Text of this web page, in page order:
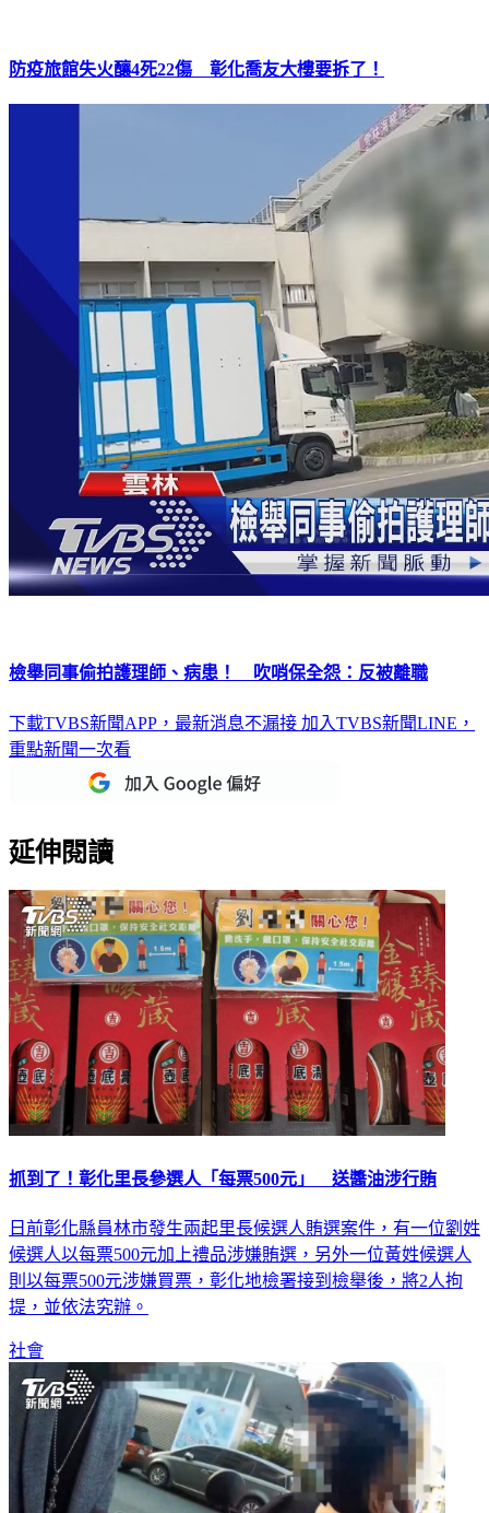
防疫旅館失火釀4死22傷 彰化喬友大樓要拆了！
檢舉同事偷拍護理師、病患！ 吹哨保全怨：反被離職
下載TVBS新聞APP，最新消息不漏接 加入TVBS新聞LINE，
重點新聞一次看
延伸閱讀
抓到了！彰化里長參選人「每票500元」 送醬油涉行賄
日前彰化縣員林市發生兩起里長候選人賄選案件，有一位劉姓
候選人以每票500元加上禮品涉嫌賄選，另外一位黃姓候選人
則以每票500元涉嫌買票，彰化地檢署接到檢舉後，將2人拘
提，並依法究辦。
社會